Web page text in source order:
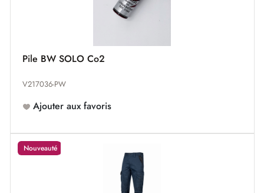
Pile BW SOLO Co2
V217036-PW
Ajouter aux favoris
Nouveauté